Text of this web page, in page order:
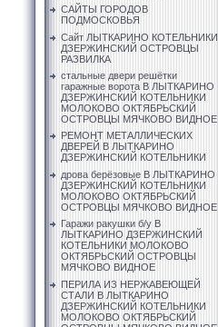
САЙТЫ ГОРОДОВ
ПОДМОСКОВЬЯ
Сайт ЛЫТКАРИНО КОТЕЛЬНИКИ
ДЗЕРЖИНСКИЙ ОСТРОВЦЫ
РАЗВИЛКА
стальные двери решётки
гаражные ворота В ЛЫТКАРИНО
ДЗЕРЖИНСКИЙ КОТЕЛЬНИКИ
МОЛОКОВО ОКТЯБРЬСКИЙ
ОСТРОВЦЫ МЯЧКОВО ВИДНОЕ
РЕМОНТ МЕТАЛЛИЧЕСКИХ
ДВЕРЕЙ В ЛЫТКАРИНО
ДЗЕРЖИНСКИЙ КОТЕЛЬНИКИ
дрова берёзовые В ЛЫТКАРИНО
ДЗЕРЖИНСКИЙ КОТЕЛЬНИКИ
МОЛОКОВО ОКТЯБРЬСКИЙ
ОСТРОВЦЫ МЯЧКОВО ВИДНОЕ
Гаражи ракушки б/у В
ЛЫТКАРИНО ДЗЕРЖИНСКИЙ
КОТЕЛЬНИКИ МОЛОКОВО
ОКТЯБРЬСКИЙ ОСТРОВЦЫ
МЯЧКОВО ВИДНОЕ
ПЕРИЛА ИЗ НЕРЖАВЕЮЩЕЙ
СТАЛИ В ЛЫТКАРИНО
ДЗЕРЖИНСКИЙ КОТЕЛЬНИКИ
МОЛОКОВО ОКТЯБРЬСКИЙ